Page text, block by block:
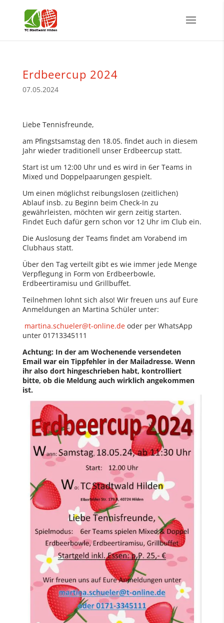
Erdbeercup 2024
07.05.2024
Liebe Tennisfreunde,
am Pfingstsamstag den 18.05. findet auch in diesem
Jahr wieder traditionell unser Erdbeercup statt.
Start ist um 12:00 Uhr und es wird in 6er Teams in
Mixed und Doppelpaarungen gespielt.
Um einen möglichst reibungslosen (zeitlichen)
Ablauf insb. zu Beginn beim Check-In zu
gewährleisten, möchten wir gern zeitig starten.
Findet Euch dafür gern schon vor 12 Uhr im Club ein.
Die Auslosung der Teams findet am Vorabend im
Clubhaus statt.
Über den Tag verteilt gibt es wie immer jede Menge
Verpflegung in Form von Erdbeerbowle,
Erdbeertiramisu und Grillbuffet.
Teilnehmen lohnt sich also! Wir freuen uns auf Eure
Anmeldungen an Martina Schüler unter:
martina.schueler@t-online.deoder per WhatsApp
unter 01713345111
Achtung: In der am Wochenende versendeten
Email war ein Tippfehler in der Mailadresse. Wenn
ihr also dort hingeschrieben habt, kontrolliert
bitte, ob die Meldung auch wirklich angekommen
ist.